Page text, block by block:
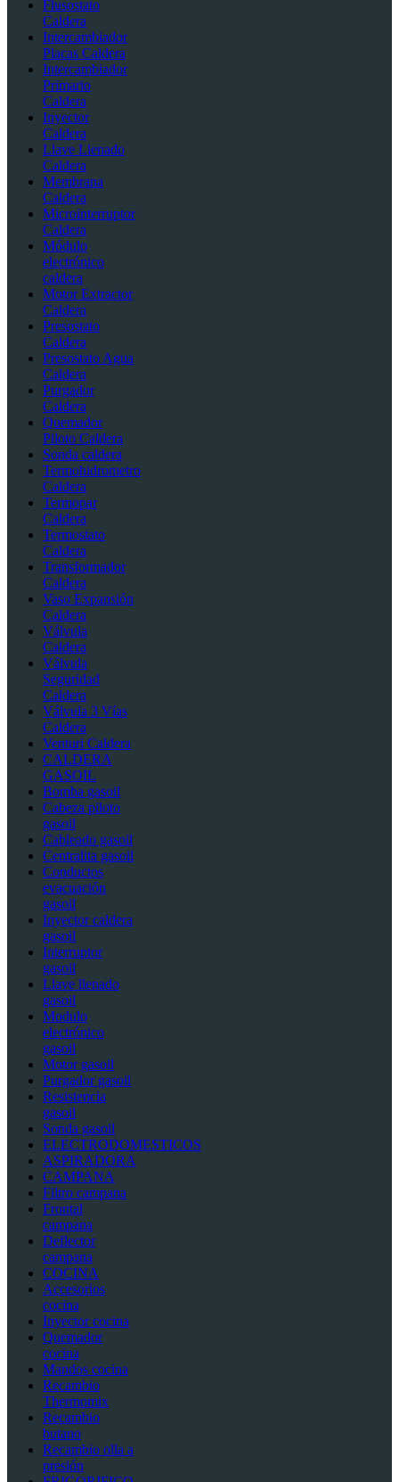
Flusostato
Caldera
Intercambiador
Placas Caldera
Intercambiador
Primario
Caldera
Inyector
Caldera
Llave Llenado
Caldera
Membrana
Caldera
Microinterruptor
Caldera
Módulo
electrónico
caldera
Motor Extractor
Caldera
Presostato
Caldera
Presostato Agua
Caldera
Purgador
Caldera
Quemador
Piloto Caldera
Sonda caldera
Termohidrometro
Caldera
Termopar
Caldera
Termostato
Caldera
Transformador
Caldera
Vaso Expansión
Caldera
Válvula
Caldera
Válvula
Seguridad
Caldera
Válvula 3 Vías
Caldera
Venturi Caldera
CALDERA
GASOIL
Bomba gasoil
Cabeza piloto
gasoil
Cableado gasoil
Centralita gasoil
Conductos
evacuación
gasoil
Inyector caldera
gasoil
Interruptor
gasoil
Llave llenado
gasoil
Modulo
electrónico
gasoil
Motor gasoil
Purgador gasoil
Resistencia
gasoil
Sonda gasoil
ELECTRODOMESTICOS
ASPIRADORA
CAMPANA
Filtro campana
Frontal
campana
Deflector
campana
COCINA
Accesorios
cocina
Inyector cocina
Quemador
cocina
Mandos cocina
Recambio
Thermomix
Recambio
butano
Recambio olla a
presión